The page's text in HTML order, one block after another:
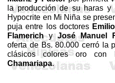
la producción de su haras
Hypocriteen Mi Niña se
puja entre los doctores
FlamerichyJosé Manuel
oferta de Bs. 80.000 cerró la
clásicos colores oro con
Chamariapa.